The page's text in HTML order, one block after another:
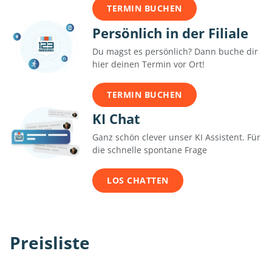
TERMIN BUCHEN
Persönlich in der Filiale
Du magst es persönlich? Dann buche dir
hier deinen Termin vor Ort!
TERMIN BUCHEN
KI Chat
Ganz schön clever unser KI Assistent. Für
die schnelle spontane Frage
LOS CHATTEN
Preisliste